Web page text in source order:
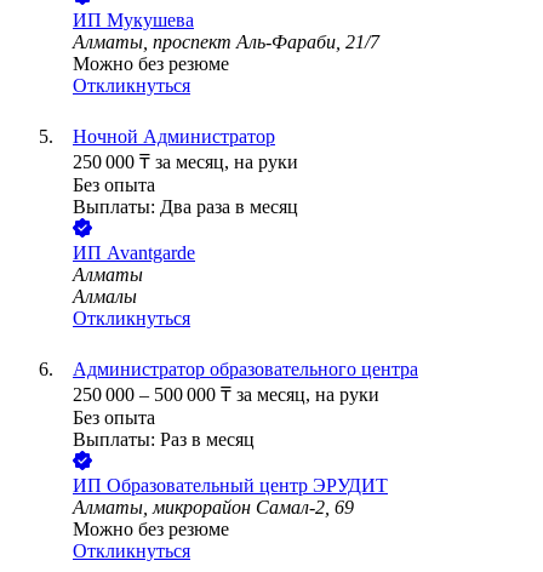
ИП Мукушева
Алматы, проспект Аль-Фараби, 21/7
Можно без резюме
Откликнуться
Ночной Администратор
250 000 ₸ за месяц, на руки
Без опыта
Выплаты: Два раза в месяц
ИП Avantgarde
Алматы
Алмалы
Откликнуться
Администратор образовательного центра
250 000 – 500 000 ₸ за месяц, на руки
Без опыта
Выплаты: Раз в месяц
ИП Образовательный центр ЭРУДИТ
Алматы, микрорайон Самал-2, 69
Можно без резюме
Откликнуться